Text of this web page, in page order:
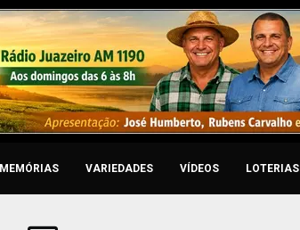
MEMÓRIAS VARIEDADES VÍDEOS LOTERIAS